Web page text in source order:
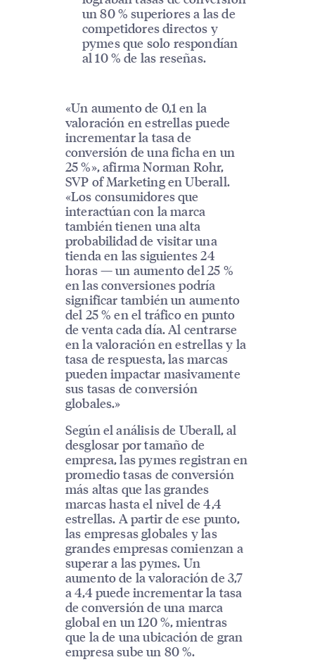
un 80 % superiores a las de
competidores directos y
pymes que solo respondían
al 10 % de las reseñas.
«Un aumento de 0,1 en la
valoración en estrellas puede
incrementar la tasa de
conversión de una ficha en un
25 %», afirma Norman Rohr,
SVP of Marketing en Uberall.
«Los consumidores que
interactúan con la marca
también tienen una alta
probabilidad de visitar una
tienda en las siguientes 24
horas — un aumento del 25 %
en las conversiones podría
significar también un aumento
del 25 % en el tráfico en punto
de venta cada día. Al centrarse
en la valoración en estrellas y la
tasa de respuesta, las marcas
pueden impactar masivamente
sus tasas de conversión
globales.»
Según el análisis de Uberall, al
desglosar por tamaño de
empresa, las pymes registran en
promedio tasas de conversión
más altas que las grandes
marcas hasta el nivel de 4,4
estrellas. A partir de ese punto,
las empresas globales y las
grandes empresas comienzan a
superar a las pymes. Un
aumento de la valoración de 3,7
a 4,4 puede incrementar la tasa
de conversión de una marca
global en un 120 %, mientras
que la de una ubicación de gran
empresa sube un 80 %.